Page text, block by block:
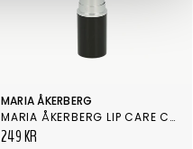
MARIA ÅKERBERG
MARIA ÅKERBERG LIP CARE COLOUR HAPPINESS
249 KR